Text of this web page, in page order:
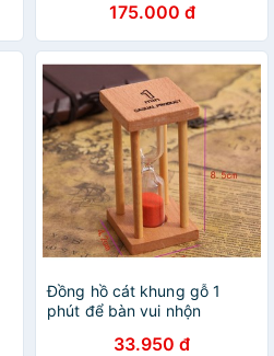
175.000 đ
Đồng hồ cát khung gỗ 1
phút để bàn vui nhộn
33.950 đ